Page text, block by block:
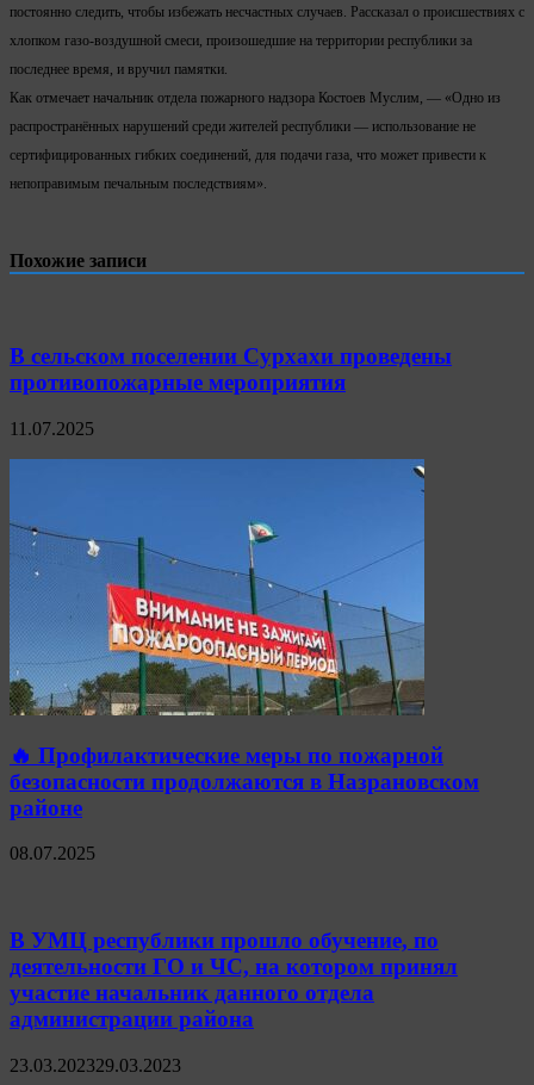
постоянно следить, чтобы избежать несчастных случаев. Рассказал о происшествиях с
хлопком газо-воздушной смеси, произошедшие на территории республики за
последнее время, и вручил памятки.
Как отмечает начальник отдела пожарного надзора Костоев Муслим, — «Одно из
распространённых нарушений среди жителей республики — использование не
сертифицированных гибких соединений, для подачи газа, что может привести к
непоправимым печальным последствиям».
Похожие записи
В сельском поселении Сурхахи проведены
противопожарные мероприятия
11.07.2025
🔥 Профилактические меры по пожарной
безопасности продолжаются в Назрановском
районе
08.07.2025
В УМЦ республики прошло обучение, по
деятельности ГО и ЧС, на котором принял
участие начальник данного отдела
администрации района
23.03.202329.03.2023